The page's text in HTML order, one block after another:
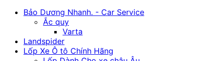
Bảo Dương Nhanh. - Car Service
Ắc quy
Varta
Landspider
Lốp Xe Ô tô Chính Hãng